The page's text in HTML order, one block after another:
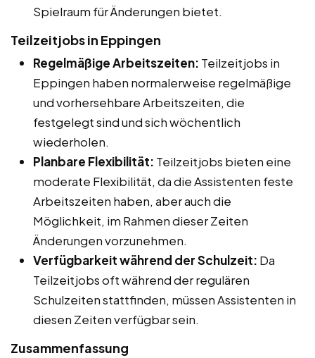
Spielraum für Änderungen bietet.
Teilzeitjobs in Eppingen
Regelmäßige Arbeitszeiten: Teilzeitjobs in
Eppingen haben normalerweise regelmäßige
und vorhersehbare Arbeitszeiten, die
festgelegt sind und sich wöchentlich
wiederholen.
Planbare Flexibilität: Teilzeitjobs bieten eine
moderate Flexibilität, da die Assistenten feste
Arbeitszeiten haben, aber auch die
Möglichkeit, im Rahmen dieser Zeiten
Änderungen vorzunehmen.
Verfügbarkeit während der Schulzeit: Da
Teilzeitjobs oft während der regulären
Schulzeiten stattfinden, müssen Assistenten in
diesen Zeiten verfügbar sein.
Zusammenfassung